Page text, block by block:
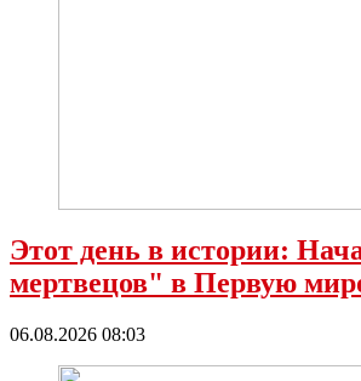
Этот день в истории:
мертвецов" в Первую
06.08.2026 08:03